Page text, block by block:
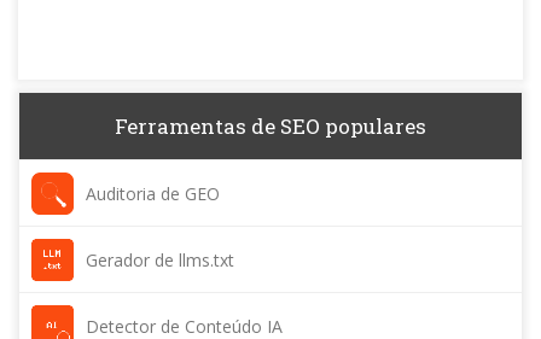
Ferramentas de SEO populares
Auditoria de GEO
Gerador de llms.txt
Detector de Conteúdo IA